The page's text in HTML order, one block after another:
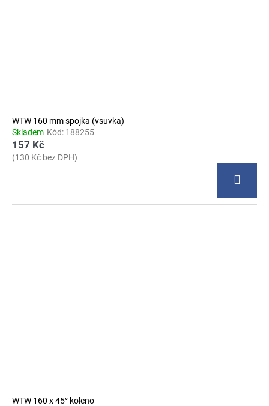
WTW 160 mm spojka (vsuvka)
Skladem Kód: 188255
157 Kč
(130 Kč bez DPH)
WTW 160 x 45° koleno